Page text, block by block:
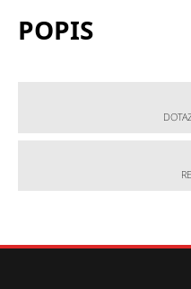
POPIS
DOTAZ
Neváhejte se na nás